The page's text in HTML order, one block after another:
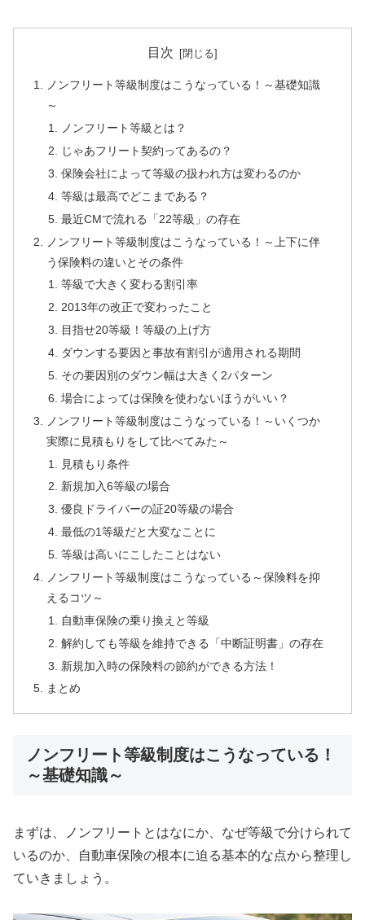
目次
ノンフリート等級制度はこうなっている！～基礎知識
～
ノンフリート等級とは？
じゃあフリート契約ってあるの？
保険会社によって等級の扱われ方は変わるのか
等級は最高でどこまである？
最近CMで流れる「22等級」の存在
ノンフリート等級制度はこうなっている！～上下に伴
う保険料の違いとその条件
等級で大きく変わる割引率
2013年の改正で変わったこと
目指せ20等級！等級の上げ方
ダウンする要因と事故有割引が適用される期間
その要因別のダウン幅は大きく2パターン
場合によっては保険を使わないほうがいい？
ノンフリート等級制度はこうなっている！～いくつか
実際に見積もりをして比べてみた～
見積もり条件
新規加入6等級の場合
優良ドライバーの証20等級の場合
最低の1等級だと大変なことに
等級は高いにこしたことはない
ノンフリート等級制度はこうなっている～保険料を抑
えるコツ～
自動車保険の乗り換えと等級
解約しても等級を維持できる「中断証明書」の存在
新規加入時の保険料の節約ができる方法！
まとめ
ノンフリート等級制度はこうなっている！
～基礎知識～
まずは、ノンフリートとはなにか、なぜ等級で分けられて
いるのか、自動車保険の根本に迫る基本的な点から整理し
ていきましょう。